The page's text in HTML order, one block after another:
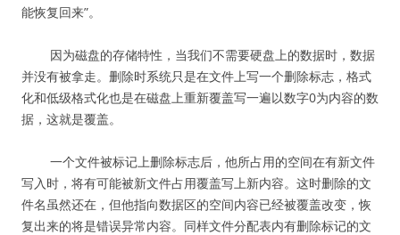
能恢复回来”。
因为磁盘的存储特性，当我们不需要硬盘上的数据时，数据
并没有被拿走。删除时系统只是在文件上写一个删除标志，格式
化和低级格式化也是在磁盘上重新覆盖写一遍以数字0为内容的数
据，这就是覆盖。
一个文件被标记上删除标志后，他所占用的空间在有新文件
写入时，将有可能被新文件占用覆盖写上新内容。这时删除的文
件名虽然还在，但他指向数据区的空间内容已经被覆盖改变，恢
复出来的将是错误异常内容。同样文件分配表内有删除标记的文